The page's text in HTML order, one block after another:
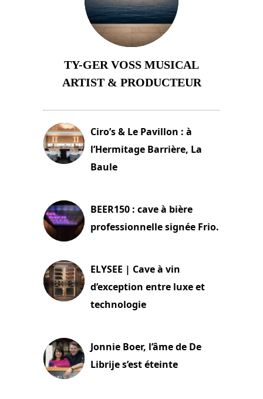
TY-GER VOSS MUSICAL
ARTIST & PRODUCTEUR
Ciro’s & Le Pavillon : à
l’Hermitage Barrière, La
Baule
BEER150 : cave à bière
professionnelle signée Frio.
ELYSEE | Cave à vin
d’exception entre luxe et
technologie
Jonnie Boer, l’âme de De
Librije s’est éteinte